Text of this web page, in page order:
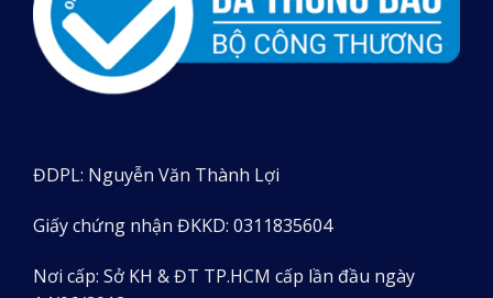
ĐDPL: Nguyễn Văn Thành Lợi
Giấy chứng nhận ĐKKD: 0311835604
Nơi cấp: Sở KH & ĐT TP.HCM cấp lần đầu ngày